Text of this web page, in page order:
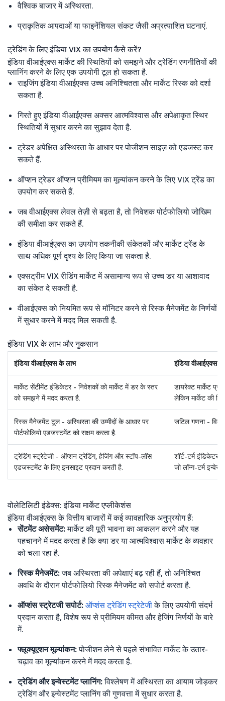
वैश्विक बाजार में अस्थिरता.
प्राकृतिक आपदाओं या फाइनेंशियल संकट जैसी अप्रत्याशित घटनाएं.
ट्रेडिंग के लिए इंडिया VIX का उपयोग कैसे करें?
इंडिया वीआईएक्स मार्केट की स्थितियों को समझने और ट्रेडिंग रणनीतियों की
प्लानिंग करने के लिए एक उपयोगी टूल हो सकता है.
राइजिंग इंडिया वीआईएक्स उच्च अनिश्चितता और मार्केट रिस्क को दर्शा
सकता है.
गिरते हुए इंडिया वीआईएक्स अक्सर आत्मविश्वास और अपेक्षाकृत स्थिर
स्थितियों में सुधार करने का सुझाव देता है.
ट्रेडर अपेक्षित अस्थिरता के आधार पर पोजीशन साइज़ को एडजस्ट कर
सकते हैं.
ऑप्शन ट्रेडर ऑप्शन प्रीमियम का मूल्यांकन करने के लिए VIX ट्रेंड का
उपयोग कर सकते हैं.
जब वीआईएक्स लेवल तेज़ी से बढ़ता है, तो निवेशक पोर्टफोलियो जोखिम
की समीक्षा कर सकते हैं.
इंडिया वीआईएक्स का उपयोग तकनीकी संकेतकों और मार्केट ट्रेंड के
साथ अधिक पूर्ण दृश्य के लिए किया जा सकता है.
एक्सट्रीम VIX रीडिंग मार्केट में असामान्य रूप से उच्च डर या आशावाद
का संकेत दे सकती है.
वीआईएक्स को नियमित रूप से मॉनिटर करने से रिस्क मैनेजमेंट के निर्णयों
में सुधार करने में मदद मिल सकती है.
इंडिया VIX के लाभ और नुकसान
इंडिया वीआईएक्स के लाभ इंडिया वीआईएक्स
मार्केट सेंटीमेंट इंडिकेटर - निवेशकों को मार्केट में डर के स्तर
को समझने में मदद करता है.
डायरेक्ट मार्केट
लेकिन मार्केट की
रिस्क मैनेजमेंट टूल - अस्थिरता की उम्मीदों के आधार पर
पोर्टफोलियो एडजस्टमेंट को सक्षम करता है.
जटिल गणना -
ट्रेडिंग स्ट्रेटेजी - ऑप्शन ट्रेडिंग, हेजिंग और स्टॉप-लॉस
एडजस्टमेंट के लिए इनसाइट प्रदान करती है.
शॉर्ट-टर्म इंडिकेटर
जो लॉन्ग-टर्म
वोलेटिलिटी इंडेक्स: इंडिया मार्केट एप्लीकेशंस
इंडिया वीआईएक्स के वित्तीय बाजारों में कई व्यावहारिक अनुप्रयोग हैं:
सेंटमेंट असेसमेंट:मार्केट की पूरी भावना का आकलन करने और यह
पहचानने में मदद करता है कि क्या डर या आत्मविश्वास मार्केट के व्यवहार
को चला रहा है.
रिस्क मैनेजमेंट:जब अस्थिरता की अपेक्षाएं बढ़ रही हैं, तो अनिश्चित
अवधि के दौरान पोर्टफोलियो रिस्क मैनेजमेंट को सपोर्ट करता है.
ऑप्शंस स्ट्रेटजी सपोर्ट: ऑप्शंस ट्रेडिंग स्ट्रेटेजीके लिए उपयोगी संदर्भ
प्रदान करता है, विशेष रूप से प्रीमियम कीमत और हेजिंग निर्णयों के बारे
में.
फ्लूक्यूएशन मूल्यांकन:पोजीशन लेने से पहले संभावित मार्केट के उतार-
चढ़ाव का मूल्यांकन करने में मदद करता है.
ट्रेडिंग और इन्वेस्टमेंट प्लानिंग:विश्लेषण में अस्थिरता का आयाम जोड़कर
ट्रेडिंग और इन्वेस्टमेंट प्लानिंग की गुणवत्ता में सुधार करता है.